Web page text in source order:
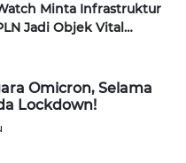
Minta Infrastruktur
Jadi Objek Vital
Omicron, Selama
Lockdown!